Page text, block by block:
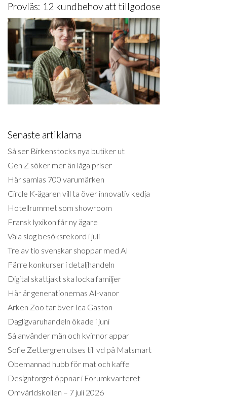
Provläs: 12 kundbehov att tillgodose
Senaste artiklarna
Så ser Birkenstocks nya butiker ut
Gen Z söker mer än låga priser
Här samlas 700 varumärken
Circle K-ägaren vill ta över innovativ kedja
Hotellrummet som showroom
Fransk lyxikon får ny ägare
Väla slog besöksrekord i juli
Tre av tio svenskar shoppar med AI
Färre konkurser i detaljhandeln
Digital skattjakt ska locka familjer
Här är generationernas AI-vanor
Arken Zoo tar över Ica Gaston
Dagligvaruhandeln ökade i juni
Så använder män och kvinnor appar
Sofie Zettergren utses till vd på Matsmart
Obemannad hubb för mat och kaffe
Designtorget öppnar i Forumkvarteret
Omvärldskollen – 7 juli 2026